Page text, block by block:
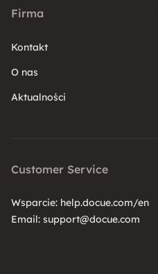
Firma
Kontakt
O nas
Aktualności
Customer Service
Wsparcie: help.docue.com/en
Email: support@docue.com